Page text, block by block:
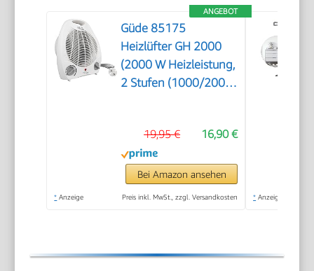
ANGEBOT
Güde 85175
Heizlüfter GH 2000
(2000 W Heizleistung,
2 Stufen (1000/2000
Gebläseleistung 75
m³/h, stufenloser
Thermostat,
Überhitzungs- &
16,90 €
19,95 €
Bei Amazon ansehen
* Anzeige Preis inkl. MwSt., zzgl. Versandkosten * Anzeige